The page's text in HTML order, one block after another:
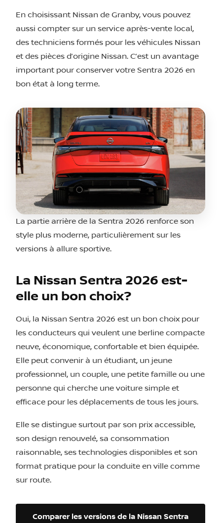
En choisissant Nissan de Granby, vous pouvez
aussi compter sur un service après-vente local,
des techniciens formés pour les véhicules Nissan
et des pièces d’origine Nissan. C’est un avantage
important pour conserver votre Sentra 2026 en
bon état à long terme.
La partie arrière de la Sentra 2026 renforce son
style plus moderne, particulièrement sur les
versions à allure sportive.
La Nissan Sentra 2026 est-
elle un bon choix?
Oui, la Nissan Sentra 2026 est un bon choix pour
les conducteurs qui veulent une berline compacte
neuve, économique, confortable et bien équipée.
Elle peut convenir à un étudiant, un jeune
professionnel, un couple, une petite famille ou une
personne qui cherche une voiture simple et
efficace pour les déplacements de tous les jours.
Elle se distingue surtout par son prix accessible,
son design renouvelé, sa consommation
raisonnable, ses technologies disponibles et son
format pratique pour la conduite en ville comme
sur route.
Comparer les versions de la Nissan Sentra